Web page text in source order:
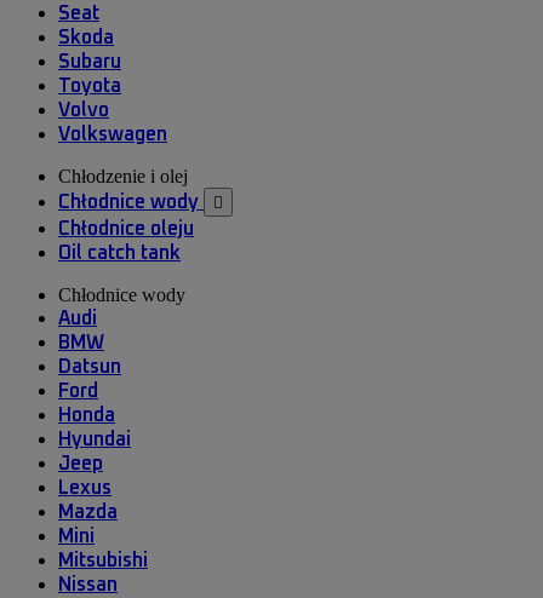
Seat
Skoda
Subaru
Toyota
Volvo
Volkswagen
Chłodzenie i olej
Chłodnice wody 
Chłodnice oleju
Oil catch tank
Chłodnice wody
Audi
BMW
Datsun
Ford
Honda
Hyundai
Jeep
Lexus
Mazda
Mini
Mitsubishi
Nissan